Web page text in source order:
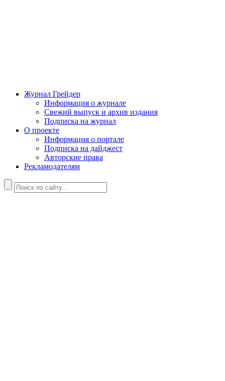
Журнал Грейдер
Информация о журнале
Свежий выпуск и архив издания
Подписка на журнал
О проекте
Информация о портале
Подписка на дайджест
Авторские права
Рекламодателям